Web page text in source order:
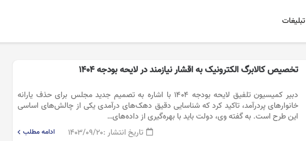
تبلیغات
تخصیص کالابرگ الکترونیک به اقشار نیازمند در لایحه بودجه ۱۴۰۴
دبیر کمیسیون تلفیق لایحه بودجه ۱۴۰۴ با اشاره به تصمیم جدید مجلس برای حذف یارانه
خانوارهای پردرآمد، تاکید کرد که شناسایی دقیق دهک‌های درآمدی یکی از چالش‌های اساسی
این طرح است. به گفته وی، دولت باید با بهره‌گیری از داده‌های…
تاریخ انتشار :۱۴۰۳/۰۹/۲۰ ادامه مطلب